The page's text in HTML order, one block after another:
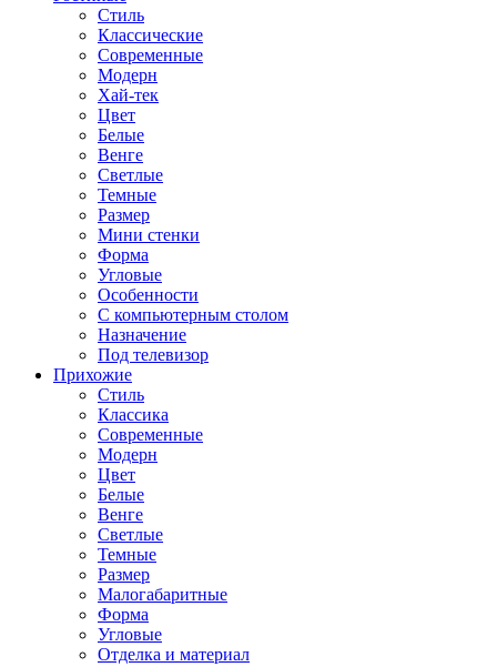
Стиль
Классические
Современные
Модерн
Хай-тек
Цвет
Белые
Венге
Светлые
Темные
Размер
Мини стенки
Форма
Угловые
Особенности
С компьютерным столом
Назначение
Под телевизор
Прихожие
Стиль
Классика
Современные
Модерн
Цвет
Белые
Венге
Светлые
Темные
Размер
Малогабаритные
Форма
Угловые
Отделка и материал